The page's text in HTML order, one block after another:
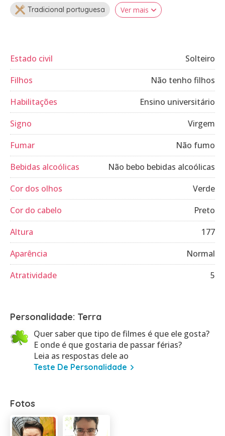
Tradicional portuguesa Ver mais
Estado civil
Solteiro
Filhos
Não tenho filhos
Habilitações
Ensino universitário
Signo
Virgem
Fumar
Não fumo
Bebidas alcoólicas
Não bebo bebidas alcoólicas
Cor dos olhos
Verde
Cor do cabelo
Preto
Altura
177
Aparência
Normal
Atratividade
5
Personalidade: Terra
Quer saber que tipo de filmes é que ele gosta?
E onde é que gostaria de passar férias?
Leia as respostas dele ao
Teste De Personalidade
Fotos